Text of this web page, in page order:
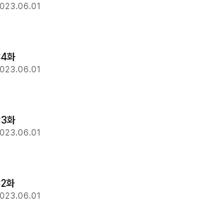
화
화
화